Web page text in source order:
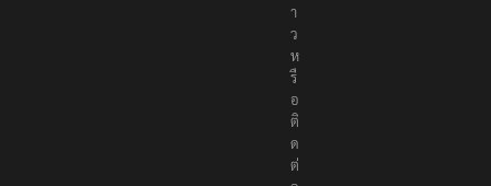
า
ว
ห
รื
อ
ติ
ด
ต่